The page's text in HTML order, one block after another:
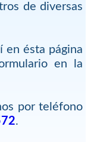
de diversas
en ésta página
en la
por teléfono
.